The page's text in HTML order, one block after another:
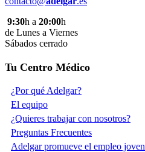
9:30h a 20:00h
de Lunes a Viernes
Sábados cerrado
Tu Centro Médico
¿Por qué Adelgar?
El equipo
¿Quieres trabajar con nosotros?
Preguntas Frecuentes
Adelgar promueve el empleo joven